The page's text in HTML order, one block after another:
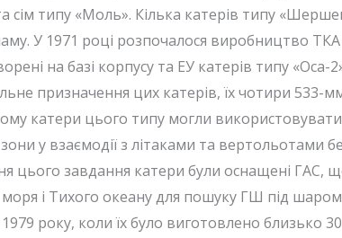
типу «Моль». Кілька катерів типу
У 1971 році розпочалося виробництво
на базі корпусу та ЕУ катерів типу
призначення цих катерів, їх чотири 533-
катери цього типу могли
у взаємодії з літаками та
цього завдання катери були оснащені ГАС,
моря і Тихого океану для пошуку ГШ під
року, коли їх було виготовлено